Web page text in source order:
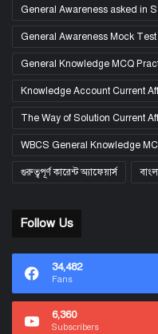
General Awareness asked in
General Awareness Mock
General Knowledge MCQ
Knowledge Account Current
The Way of Solution Current
WBCS General Knowledge
গুরুত্বপূর্ণ কারেন্ট অ্যাফেয়ার্স
Follow Us
34,482
Fans
6,360
Subscribers